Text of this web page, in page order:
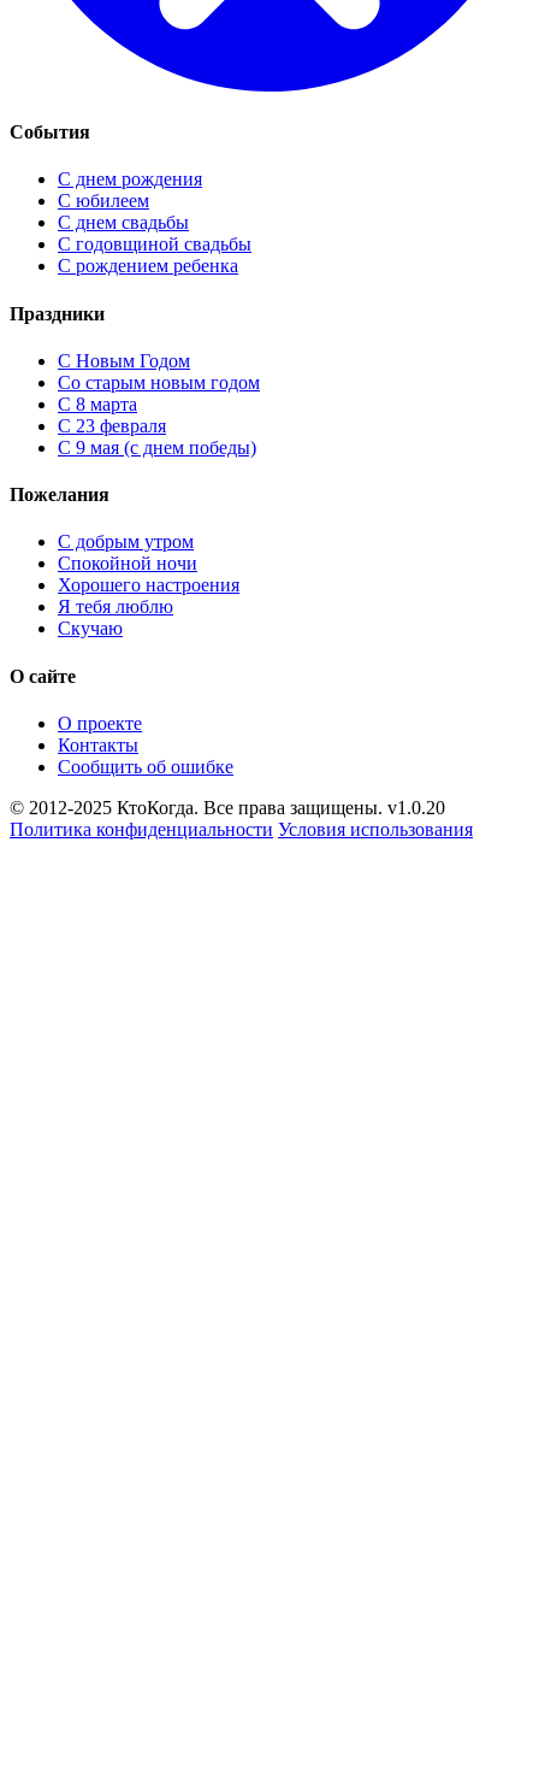
События
С днем рождения
С юбилеем
С днем свадьбы
С годовщиной свадьбы
С рождением ребенка
Праздники
C Новым Годом
Cо старым новым годом
С 8 марта
С 23 февраля
С 9 мая (с днем победы)
Пожелания
С добрым утром
Спокойной ночи
Хорошего настроения
Я тебя люблю
Скучаю
О сайте
О проекте
Контакты
Сообщить об ошибке
© 2012-2025 КтоКогда. Все права защищены. v1.0.20
Политика конфиденциальности Условия использования